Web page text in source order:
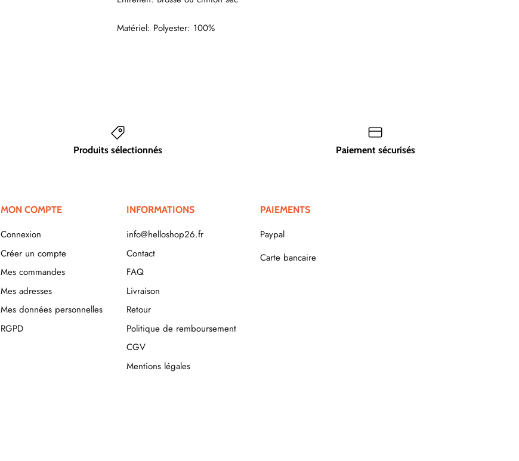
Matériel: Polyester: 100%
Produits sélectionnés Paiement sécurisés
MON COMPTE
Connexion
Créer un compte
Mes commandes
Mes adresses
Mes données personnelles
RGPD
INFORMATIONS
info@helloshop26.fr
Contact
FAQ
Livraison
Retour
Politique de remboursement
CGV
Mentions légales
PAIEMENTS
Paypal
Carte bancaire